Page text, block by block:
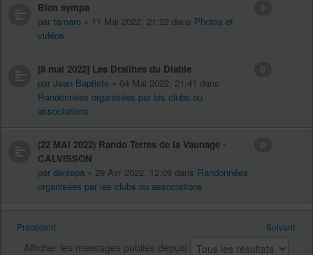
Bien sympa
par tamaro » 11 Mai 2022, 21:22 dans Photos et
vidéos
0
[8 mai 2022] Les Drailhes du Diable
par Jean Baptiste » 04 Mai 2022, 21:41 dans
Randonnées organisées par les clubs ou
associations
0
(22 MAI 2022) Rando Terres de la Vaunage -
CALVISSON
par denispa » 29 Avr 2022, 12:09 dans Randonnées
organisées par les clubs ou associations
0
Précédent Suivant
Afficher les messages publiés depuis